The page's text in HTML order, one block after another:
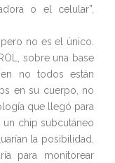
o el celular”,
no es el único.
sobre una base
no todos están
en su cuerpo, no
que llegó para
un chip subcutáneo
la posibilidad.
para monitorear